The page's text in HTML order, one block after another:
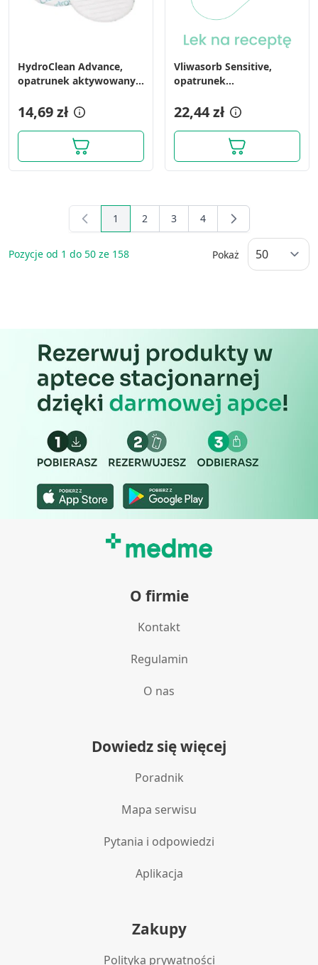
HydroClean Advance,
opatrunek aktywowany,
opakowania 10 szt.)
14,69 zł
Vliwasorb Sensitive,
opatrunek
skóry wrażliwej, 10 cm x
20 cm, 1 szt. (z
opakowania 10 szt.)
22,44 zł
Pozycje od 1 do 50 ze 158
You're currently reading page
1 Page
2 Page
3 Page
4
Pokaż
O firmie
Kontakt
Regulamin
O nas
Dowiedz się więcej
Poradnik
Mapa serwisu
Pytania i odpowiedzi
Aplikacja
Zakupy
Polityka prywatności